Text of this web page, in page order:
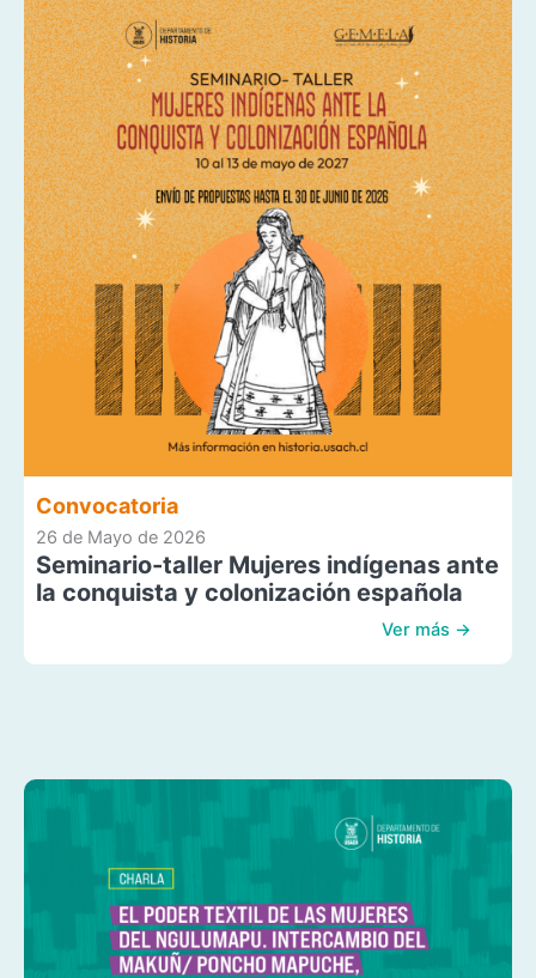
Convocatoria
26 de Mayo de 2026
Seminario-taller Mujeres indígenas ante
la conquista y colonización española
Ver más →